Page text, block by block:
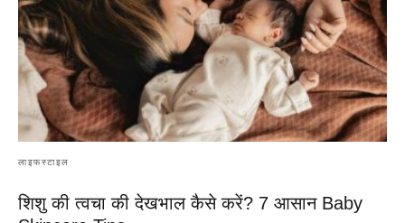
लाइफस्टाइल
शिशु की त्वचा की देखभाल कैसे करें? 7 आसान Baby